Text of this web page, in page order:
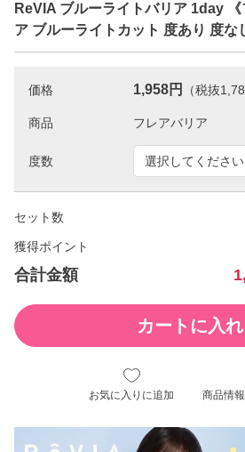
ReVIA ブルーライトバリア 1day
ア ブルーライトカット 度あり 度な
価格 1,958円 （税抜
商品
度数
セット数
獲得ポイント
合計金額
カートに入
お気に入りに追加 商品情